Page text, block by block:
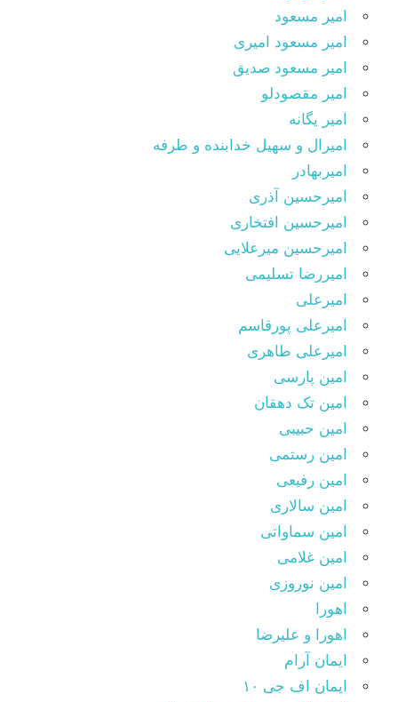
امیر مسعود
امیر مسعود امیری
امیر مسعود صدیق
امیر مقصودلو
امیر یگانه
امیرال و سهیل خدابنده و طرفه
امیربهادر
امیرحسین آذری
امیرحسین افتخاری
امیرحسین میرعلایی
امیررضا تسلیمی
امیرعلی
امیرعلی پورقاسم
امیرعلی طاهری
امین پارسی
امین تک دهقان
امین حبیبی
امین رستمی
امین رفیعی
امین سالاری
امین سماواتی
امین غلامی
امین نوروزی
اهورا
اهورا و علیرضا
ایمان آرام
ایمان اف جی ۱۰